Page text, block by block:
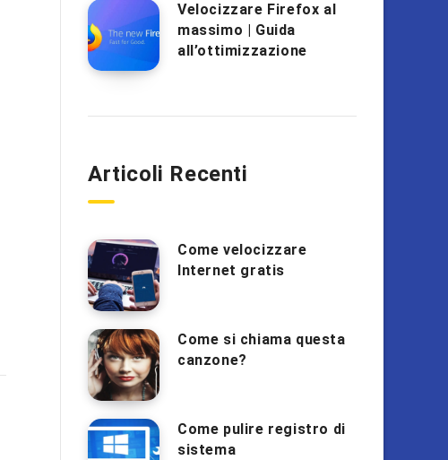
Velocizzare Firefox al
massimo | Guida
all’ottimizzazione
Articoli Recenti
Come velocizzare
Internet gratis
Come si chiama questa
canzone?
Come pulire registro di
sistema